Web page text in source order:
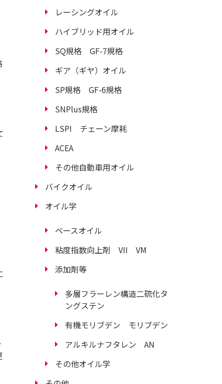
レーシングオイル
ハイブリッド用オイル
SQ規格 GF-7規格
ギア（ギヤ）オイル
SP規格 GF-6規格
SNPlus規格
LSPI チェーン摩耗
ACEA
その他自動車用オイル
バイクオイル
オイル学
ベースオイル
粘度指数向上剤 VII VM
添加剤等
多層フラーレン構造二硫化タ
ングステン
有機モリブデン モリブデン
アルキルナフタレン AN
その他オイル学